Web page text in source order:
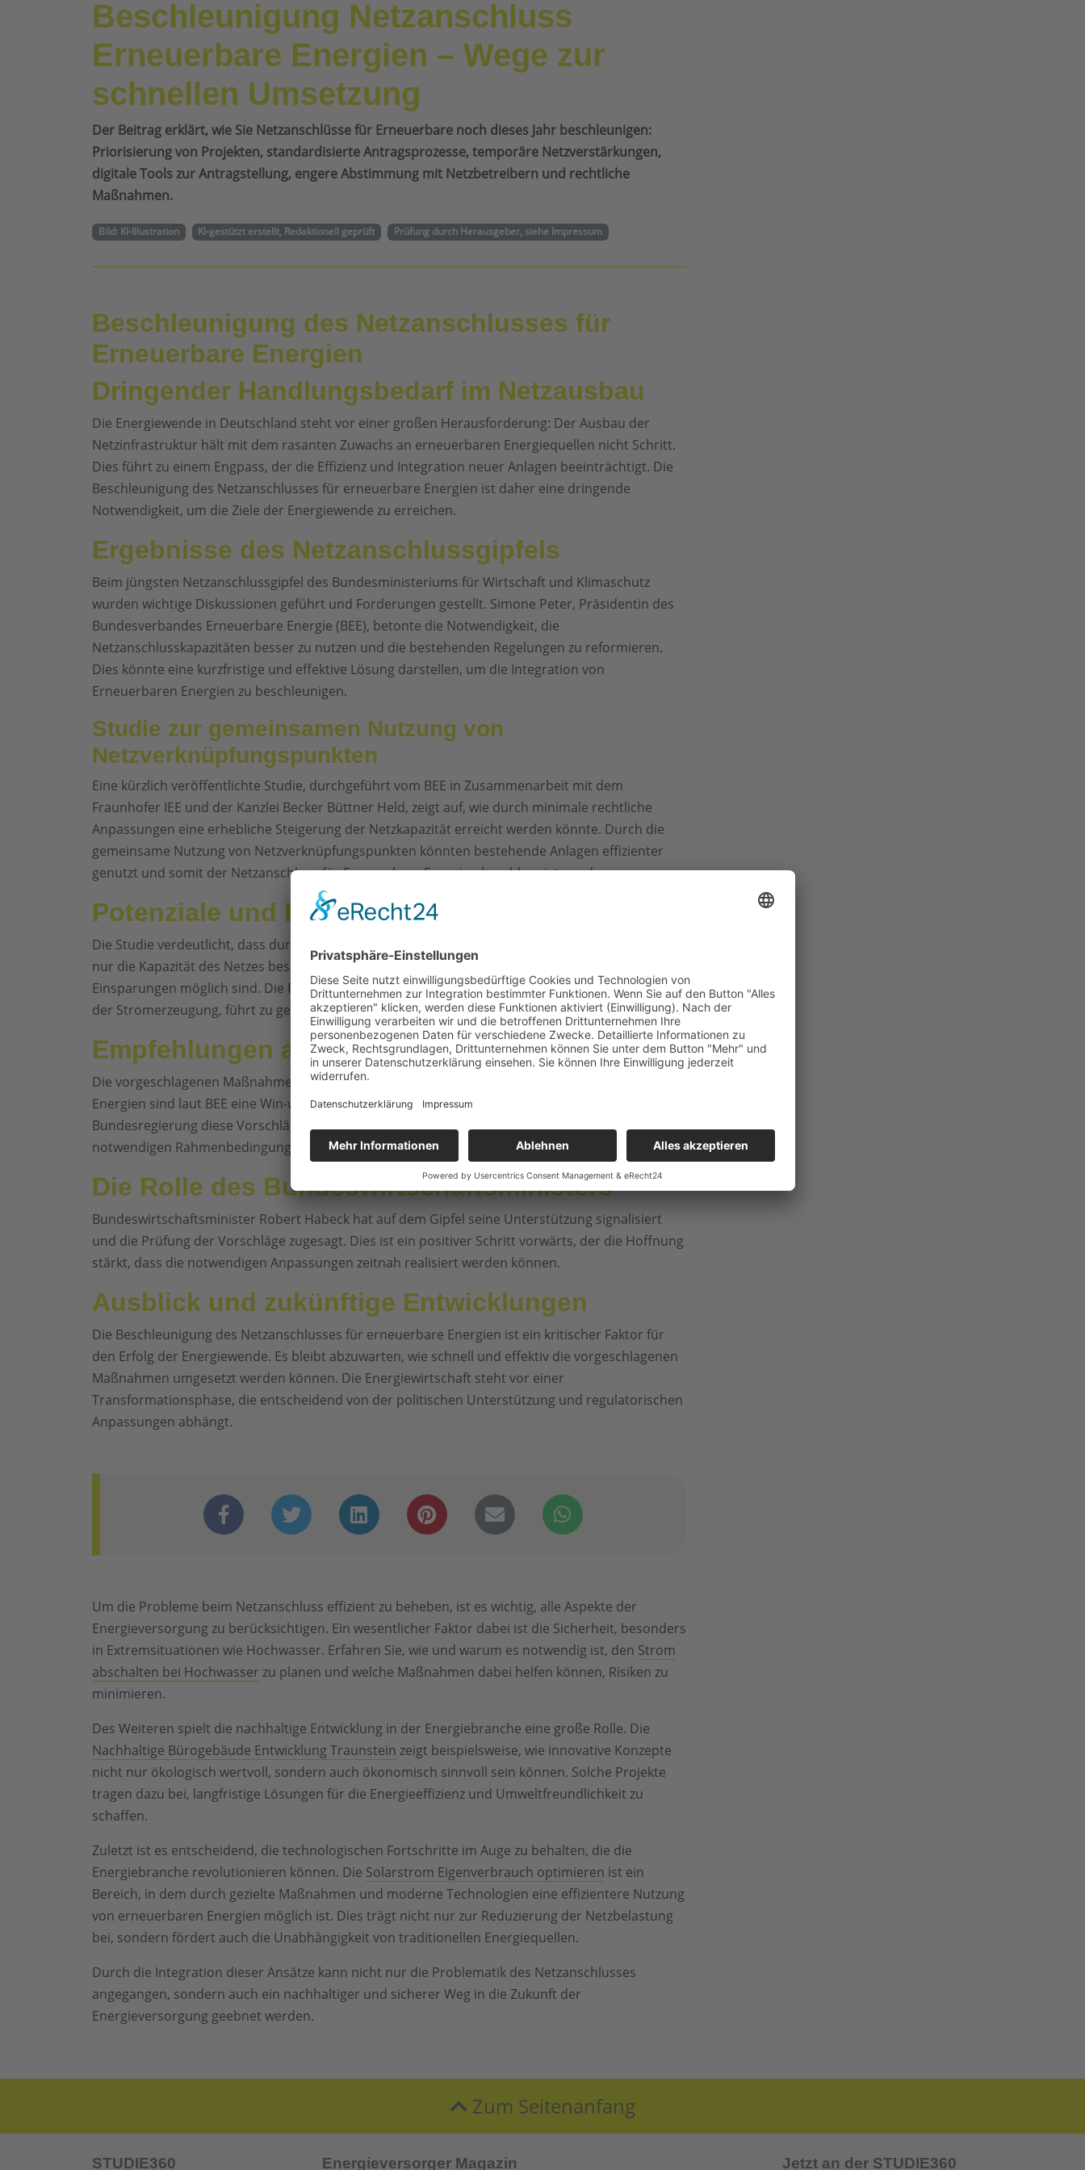
Beschleunigung Netzanschluss
Erneuerbare Energien – Wege zur
schnellen Umsetzung
Der Beitrag erklärt, wie Sie Netzanschlüsse für Erneuerbare noch dieses Jahr beschleunigen:
Priorisierung von Projekten, standardisierte Antragsprozesse, temporäre Netzverstärkungen,
digitale Tools zur Antragstellung, engere Abstimmung mit Netzbetreibern und rechtliche
Maßnahmen.
Bild: KI-Illustration KI-gestützt erstellt, Redaktionell geprüft Prüfung durch Herausgeber, siehe Impressum
Beschleunigung des Netzanschlusses für
Erneuerbare Energien
Dringender Handlungsbedarf im Netzausbau
Die Energiewende in Deutschland steht vor einer großen Herausforderung: Der Ausbau der
Netzinfrastruktur hält mit dem rasanten Zuwachs an erneuerbaren Energiequellen nicht Schritt.
Dies führt zu einem Engpass, der die Effizienz und Integration neuer Anlagen beeinträchtigt. Die
Beschleunigung des Netzanschlusses für erneuerbare Energien ist daher eine dringende
Notwendigkeit, um die Ziele der Energiewende zu erreichen.
Ergebnisse des Netzanschlussgipfels
Beim jüngsten Netzanschlussgipfel des Bundesministeriums für Wirtschaft und Klimaschutz
wurden wichtige Diskussionen geführt und Forderungen gestellt. Simone Peter, Präsidentin des
Bundesverbandes Erneuerbare Energie (BEE), betonte die Notwendigkeit, die
Netzanschlusskapazitäten besser zu nutzen und die bestehenden Regelungen zu reformieren.
Dies könnte eine kurzfristige und effektive Lösung darstellen, um die Integration von
Erneuerbaren Energien zu beschleunigen.
Studie zur gemeinsamen Nutzung von
Netzverknüpfungspunkten
Eine kürzlich veröffentlichte Studie, durchgeführt vom BEE in Zusammenarbeit mit dem
Fraunhofer IEE und der Kanzlei Becker Büttner Held, zeigt auf, wie durch minimale rechtliche
Anpassungen eine erhebliche Steigerung der Netzkapazität erreicht werden könnte. Durch die
gemeinsame Nutzung von Netzverknüpfungspunkten könnten bestehende Anlagen effizienter
genutzt und somit der Netzanschluss für Erneuerbare Energien beschleunigt werden.
Potenziale und Einsparungen
Die Studie verdeutlicht, dass durch die optimierte Nutzung von Netzverknüpfungspunkten nicht
nur die Kapazität des Netzes besser ausgeschöpft wird, sondern auch erhebliche finanzielle
Einsparungen möglich sind. Die Reduzierung des Redispatch, also der nachträglichen Anpassung
der Stromerzeugung, führt zu geringeren Kosten und einer stabileren Energieversorgung.
Empfehlungen an die Bundesregierung
Die vorgeschlagenen Maßnahmen zur Beschleunigung des Netzanschlusses für erneuerbare
Energien sind laut BEE eine Win-win-Situation für alle Beteiligten. Es wird empfohlen, dass die
Bundesregierung diese Vorschläge ernsthaft prüft und möglichst schnell umsetzt, um die
notwendigen Rahmenbedingungen für eine erfolgreiche Energiewende zu schaffen.
Die Rolle des Bundeswirtschaftsministers
Bundeswirtschaftsminister Robert Habeck hat auf dem Gipfel seine Unterstützung signalisiert
und die Prüfung der Vorschläge zugesagt. Dies ist ein positiver Schritt vorwärts, der die Hoffnung
stärkt, dass die notwendigen Anpassungen zeitnah realisiert werden können.
Ausblick und zukünftige Entwicklungen
Die Beschleunigung des Netzanschlusses für erneuerbare Energien ist ein kritischer Faktor für
den Erfolg der Energiewende. Es bleibt abzuwarten, wie schnell und effektiv die vorgeschlagenen
Maßnahmen umgesetzt werden können. Die Energiewirtschaft steht vor einer
Transformationsphase, die entscheidend von der politischen Unterstützung und regulatorischen
Anpassungen abhängt.
Um die Probleme beim Netzanschluss effizient zu beheben, ist es wichtig, alle Aspekte der
Energieversorgung zu berücksichtigen. Ein wesentlicher Faktor dabei ist die Sicherheit, besonders
in Extremsituationen wie Hochwasser. Erfahren Sie, wie und warum es notwendig ist, den Strom
abschalten bei Hochwasser zu planen und welche Maßnahmen dabei helfen können, Risiken zu
minimieren.
Des Weiteren spielt die nachhaltige Entwicklung in der Energiebranche eine große Rolle. Die
Nachhaltige Bürogebäude Entwicklung Traunstein zeigt beispielsweise, wie innovative Konzepte
nicht nur ökologisch wertvoll, sondern auch ökonomisch sinnvoll sein können. Solche Projekte
tragen dazu bei, langfristige Lösungen für die Energieeffizienz und Umweltfreundlichkeit zu
schaffen.
Zuletzt ist es entscheidend, die technologischen Fortschritte im Auge zu behalten, die die
Energiebranche revolutionieren können. Die Solarstrom Eigenverbrauch optimieren ist ein
Bereich, in dem durch gezielte Maßnahmen und moderne Technologien eine effizientere Nutzung
von erneuerbaren Energien möglich ist. Dies trägt nicht nur zur Reduzierung der Netzbelastung
bei, sondern fördert auch die Unabhängigkeit von traditionellen Energiequellen.
Durch die Integration dieser Ansätze kann nicht nur die Problematik des Netzanschlusses
angegangen, sondern auch ein nachhaltiger und sicherer Weg in die Zukunft der
Energieversorgung geebnet werden.
Zum Seitenanfang
STUDIE360 Energieversorger Magazin Jetzt an der STUDIE360